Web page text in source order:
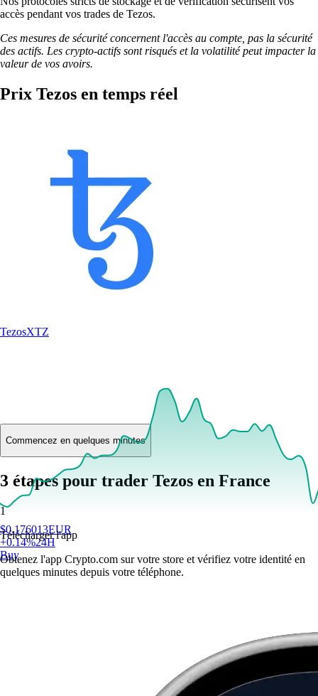
accès pendant vos trades de Tezos.
Ces mesures de sécurité concernent l'accès au compte, pas la sécurité
des actifs. Les crypto-actifs sont risqués et la volatilité peut impacter la
valeur de vos avoirs.
Prix Tezos en temps réel
TezosXTZ
$0.176013EUR
+0.14%24H
Buy
Commencez en quelques minutes
3 étapes pour trader Tezos en France
1
Télécharger l'app
Obtenez l'app Crypto.com sur votre store et vérifiez votre identité en
quelques minutes depuis votre téléphone.